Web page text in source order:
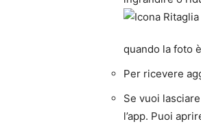
quando la foto
Per ricevere
Se vuoi
l’app. Puoi